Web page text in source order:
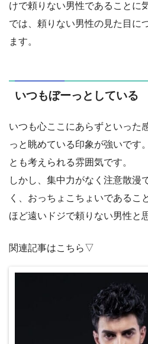
けで頼りない男性であることに
では、頼りない男性の見た目に
ます。
いつもぼーっとしている
いつも心ここにあらずといった
っと眺めている印象が強いです
とも考えられる雰囲気です。
しかし、集中力がなく注意散漫
く、おっちょこちょいであるこ
ほど遠いドジで頼りない男性と
関連記事はこちら▽